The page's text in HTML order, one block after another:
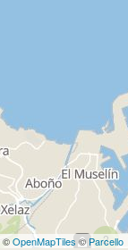
2
©OpenMapTiles©Parcello